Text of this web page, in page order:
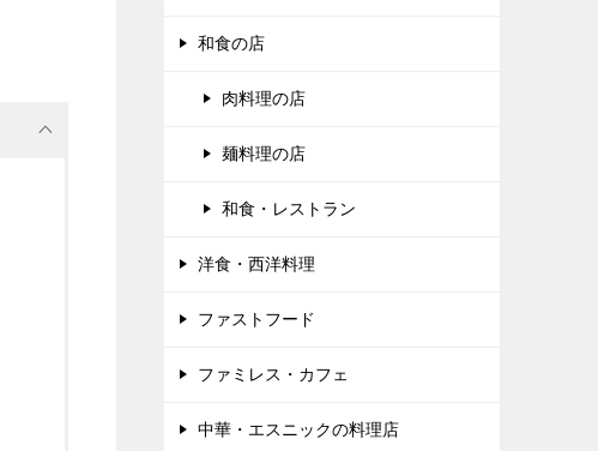
和食の店
肉料理の店
麺料理の店
和食・レストラン
洋食・西洋料理
ファストフード
ファミレス・カフェ
中華・エスニックの料理店